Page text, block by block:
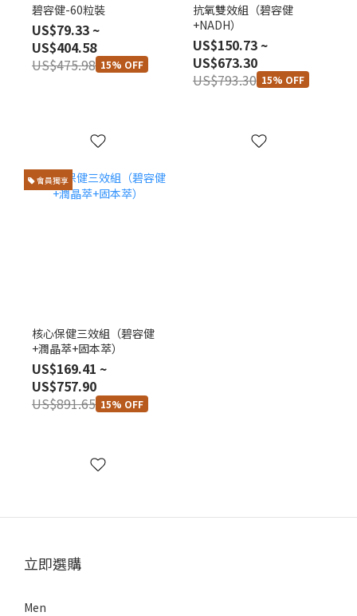
碧容健-60粒裝
US$79.33 ~
US$404.58
US$475.98 15% OFF
抗氧雙效組（碧容健
+NADH）
US$150.73 ~
US$673.30
US$793.30 15% OFF
會員獨享
核心保健三效組（碧容健
+潤晶萃+固本萃）
US$169.41 ~
US$757.90
US$891.65 15% OFF
立即選購
Men